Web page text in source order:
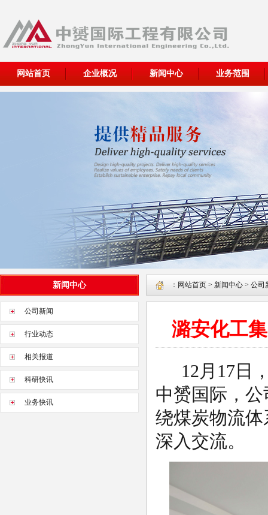
网站首页 企业概况 新闻中心 业务范围
新闻中心
公司新闻
行业动态
相关报道
科研快讯
业务快讯
： 网站首页 > 新闻中心 > 公司
潞安化工
12月17日
中赟国际，
绕煤炭物流
深入交流。